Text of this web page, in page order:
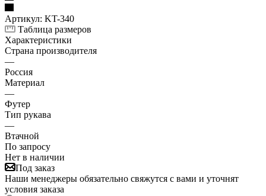
Артикул: KT-340
Таблица размеров
Характеристики
Страна производителя
—
Россия
Материал
—
Футер
Тип рукава
—
Втачной
По запросу
Нет в наличии
Под заказ
Наши менеджеры обязательно свяжутся с вами и уточнят
условия заказа